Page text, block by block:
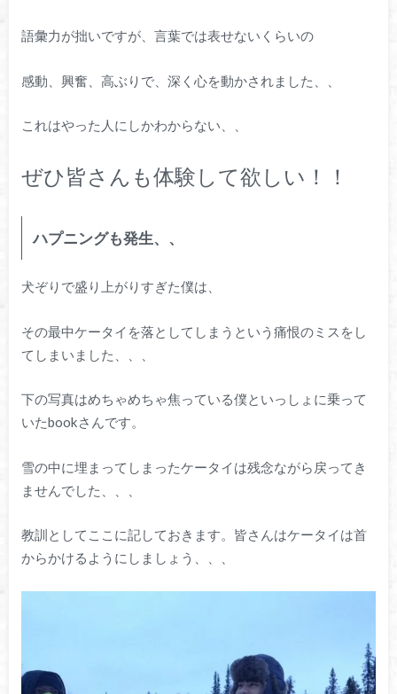
語彙力が拙いですが、言葉では表せないくらいの
感動、興奮、高ぶりで、深く心を動かされました、、
これはやった人にしかわからない、、
ぜひ皆さんも体験して欲しい！！
ハプニングも発生、、
犬ぞりで盛り上がりすぎた僕は、
その最中ケータイを落としてしまうという痛恨のミスをし
てしまいました、、、
下の写真はめちゃめちゃ焦っている僕といっしょに乗って
いたbookさんです。
雪の中に埋まってしまったケータイは残念ながら戻ってき
ませんでした、、、
教訓としてここに記しておきます。皆さんはケータイは首
からかけるようにしましょう、、、